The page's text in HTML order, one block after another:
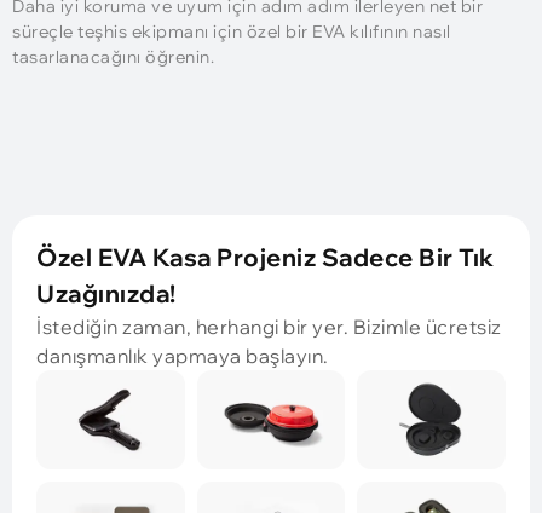
Daha iyi koruma ve uyum için adım adım ilerleyen net bir
süreçle teşhis ekipmanı için özel bir EVA kılıfının nasıl
tasarlanacağını öğrenin.
Özel EVA Kasa Projeniz Sadece Bir Tık
Uzağınızda!
İstediğin zaman, herhangi bir yer. Bizimle ücretsiz
danışmanlık yapmaya başlayın.